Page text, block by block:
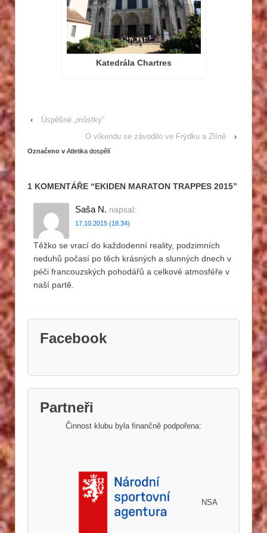
Katedrála Chartres
‹
Úspěšné „můstky“
O víkendu se závodilo ve Frýdku a Zlíně
›
Označeno v Atletika dospělí
1 KOMENTÁŘE “EKIDEN MARATON TRAPPES 2015”
Saša N. napsal:
17.10.2015 (18.34)
Těžko se vrací do každodenní reality, podzimních
neduhů počasí po těch krásných a slunných dnech v
péči francouzských pohodářů a celkové atmosféře v
naší partě.
Facebook
Partneři
Činnost klubu byla finančně podpořena:
NSA